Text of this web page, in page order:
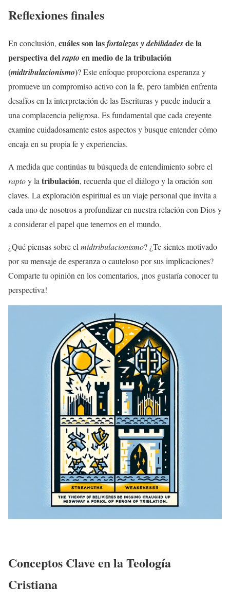
Reflexiones finales
En conclusión, cuáles son lasfortalezas y debilidadesde la
perspectiva delrapto en medio de latribulación
(midtribulacionismo)? Este enfoque proporciona esperanza y
promueve un compromiso activo con la fe, pero también enfrenta
desafíos en la interpretación de las Escrituras y puede inducir a
una complacencia peligrosa. Es fundamental que cada creyente
examine cuidadosamente estos aspectos y busque entender cómo
encaja en su propia fe y experiencias.
A medida que continúas tu búsqueda de entendimiento sobre el
raptoy latribulación, recuerda que el diálogo y la oración son
claves. La exploración espiritual es un viaje personal que invita a
cada uno de nosotros a profundizar en nuestra relación con Dios y
a considerar el papel que tenemos en el mundo.
¿Qué piensas sobre elmidtribulacionismo? ¿Te sientes motivado
por su mensaje de esperanza o cauteloso por sus implicaciones?
Comparte tu opinión en los comentarios, ¡nos gustaría conocer tu
perspectiva!
Conceptos Clave en la Teología
Cristiana